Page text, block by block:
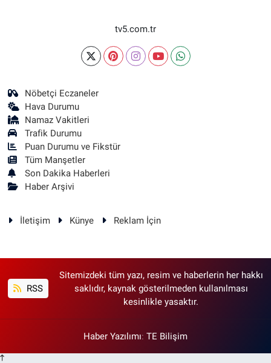
tv5.com.tr
Nöbetçi Eczaneler
Hava Durumu
Namaz Vakitleri
Trafik Durumu
Puan Durumu ve Fikstür
Tüm Manşetler
Son Dakika Haberleri
Haber Arşivi
İletişim Künye Reklam İçin
RSS
Sitemizdeki tüm yazı, resim ve haberlerin her hakkı
saklıdır, kaynak gösterilmeden kullanılması
kesinlikle yasaktır.
Haber Yazılımı: TE Bilişim